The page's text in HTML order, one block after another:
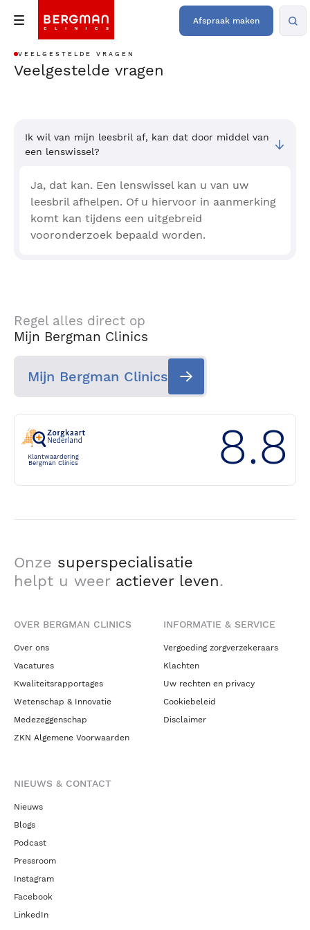
Afspraak maken
VEELGESTELDE VRAGEN
Veelgestelde vragen
Ik wil van mijn leesbril af, kan dat door middel van
een lenswissel?
Ja, dat kan. Een lenswissel kan u van uw
leesbril afhelpen. Of u hiervoor in aanmerking
komt kan tijdens een uitgebreid
vooronderzoek bepaald worden.
Regel alles direct op
Mijn Bergman Clinics
Mijn Bergman Clinics
Klantwaardering
Bergman Clinics
8.8
Onze superspecialisatie
helpt u weer actiever leven.
OVER BERGMAN CLINICS
Over ons
Vacatures
Kwaliteitsrapportages
Wetenschap & Innovatie
Medezeggenschap
ZKN Algemene Voorwaarden
INFORMATIE & SERVICE
Vergoeding zorgverzekeraars
Klachten
Uw rechten en privacy
Cookiebeleid
Disclaimer
NIEUWS & CONTACT
Nieuws
Blogs
Podcast
Pressroom
Instagram
Facebook
LinkedIn